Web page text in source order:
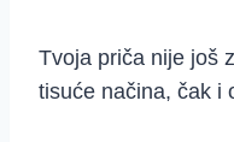
Tvoja priča nije još
tisuće načina, čak i